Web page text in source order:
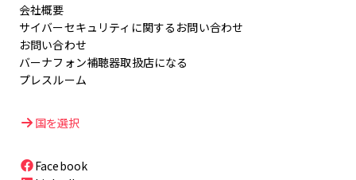
会社概要
サイバーセキュリティに関するお問い合わせ
お問い合わせ
バーナフォン補聴器取扱店になる
プレスルーム
国を選択
Facebook